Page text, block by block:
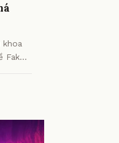
Faker